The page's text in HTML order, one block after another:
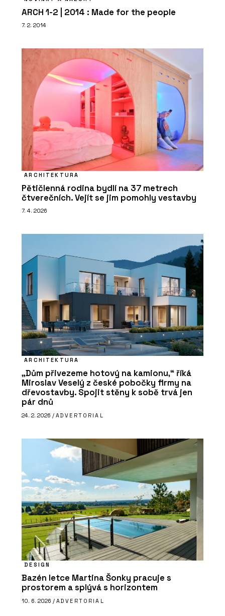
ARCH 1-2 | 2014 : Made for the people
7. 2. 2014
ARCHITEKTURA
Pětičlenná rodina bydlí na 37 metrech
čtverečních. Vejít se jim pomohly vestavby
7. 4. 2026
ARCHITEKTURA
„Dům přivezeme hotový na kamionu,“ říká
Miroslav Veselý z české pobočky firmy na
dřevostavby. Spojit stěny k sobě trvá jen
pár dnů
24. 2. 2026 / ADVERTORIAL
DESIGN
Bazén letce Martina Šonky pracuje s
prostorem a splývá s horizontem
10. 6. 2026 / ADVERTORIAL